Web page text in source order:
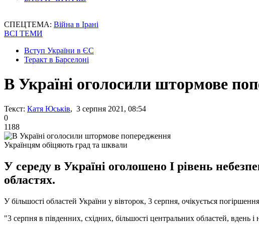
СПЕЦТЕМА: Війна в Ірані
ВСІ ТЕМИ
Вступ України в ЄС
Теракт в Барселоні
В Україні оголосили штормове
Текст: Катя Юськів, 3 серпня 2021, 08:54
0
1188
Українцям обіцяють град та шквали
У середу в Україні оголошено I рівень
областях.
У більшості областей України у вівторок, 3 серпня, очікується
"3 серпня в південних, східних, більшості центральних областей, вдень